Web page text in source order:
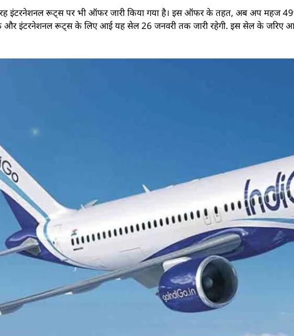
इंटरनेशनल रूट्स पर भी ऑफर जारी किया गया है। इस ऑफर के तहत, अब अप महज
इंटरनेशनल रूट्स के लिए आई यह सेल 26 जनवरी तक जारी रहेगी. इस सेल के जरिए आप